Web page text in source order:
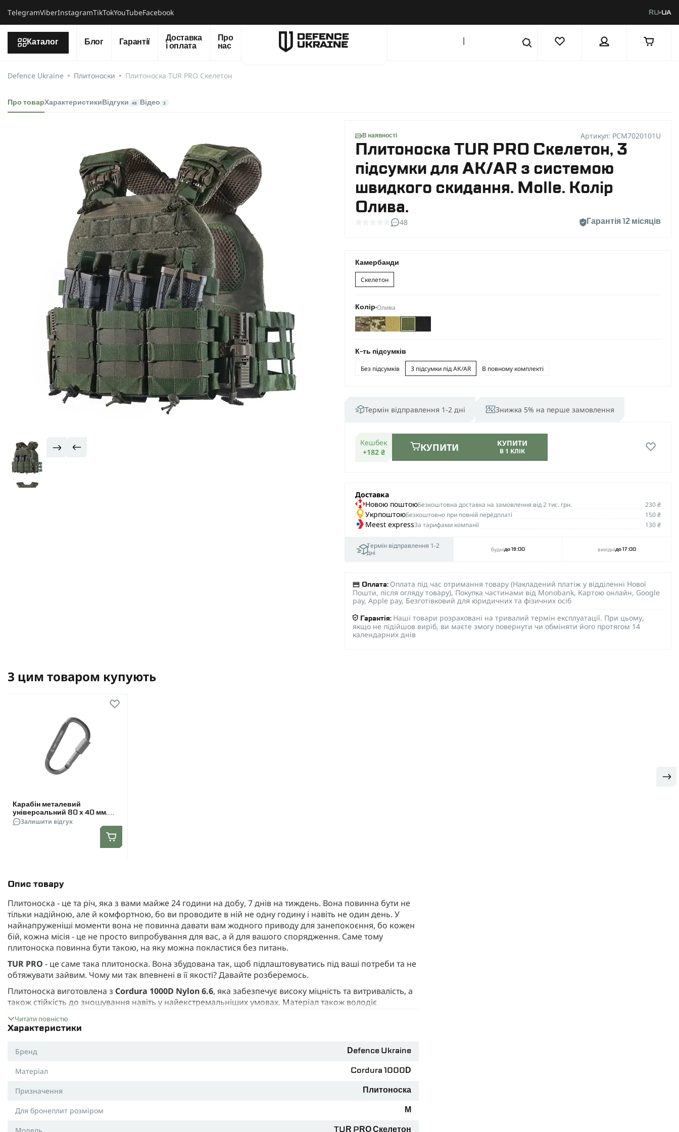
ТelegramViberInstagramTikTokYouTubeFacebook RU UA
Каталог Блог Гарантії
Доставка
і оплата
Про
нас
Defence Ukraine Плитоноски Плитоноска TUR PRO Скелетон
Про товарХарактеристики Відгуки 48 Відео 3
В наявності Артикул: PCM7020101U
Плитоноска TUR PRO Скелетон, 3
підсумки для AK/AR з системою
швидкого скидання. Molle. Колір
Олива.
48 Гарантія 12 місяців
Камербанди
Скелетон
Колір Олива
К-ть підсумків
Без підсумків 3 підсумки під АК/AR В повному комплекті
Термін відправлення 1-2 дні Знижка 5% на перше замовлення
Кешбек
+182 ₴
КУПИТИ КУПИТИ
В 1 КЛІК
Доставка
Новою поштоюБезкоштовна доставка на замовлення від 2 тис. грн. 230 ₴
УкрпоштоюБезкоштовно при повній передплаті 150 ₴
Meest expressЗа тарифами компанії 130 ₴
Термін відправлення 1-2
дні
буднідо 19:00 вихіднідо 17:00
Оплата: Оплата під час отримання товару (Накладений платіж у відділенні Нової
Пошти, після огляду товару), Покупка частинами від Monobank, Картою онлайн, Google
pay, Apple pay, Безготівковий для юридичних та фізичних осіб
Гарантія: Наші товари розраховані на тривалий термін експлуатації. При цьому,
якщо не підійшов виріб, ви маєте змогу повернути чи обміняти його протягом 14
календарних днів
Опис товару
Плитоноска - це та річ, яка з вами майже 24 години на добу, 7 днів на тиждень. Вона повинна бути не
тільки надійною, але й комфортною, бо ви проводите в ній не одну годину і навіть не один день. У
найнапруженіші моменти вона не повинна давати вам жодного приводу для занепокоєння, бо кожен
бій, кожна місія - це не просто випробування для вас, а й для вашого спорядження. Саме тому
плитоноска повинна бути такою, на яку можна покластися без питань.
TUR PRO - це саме така плитоноска. Вона збудована так, щоб підлаштовуватись під ваші потреби та не
обтяжувати зайвим. Чому ми так впевнені в її якості? Давайте розберемось.
Плитоноска виготовлена з Cordura 1000D Nylon 6.6, яка забезпечує високу міцність та витривалість, а
також стійкість до зношування навіть у найекстремальніших умовах. Матеріал також володіє
міцності, при цьому легкість не страждає.
ваших рухів, але при цьому здатна витримати будь-які виклики.
Важливий момент.
тут не просто для краси. Це гарантія, що кожен замок і кожна
пряжка працюватимуть бездоганно навіть після сотень відкриттів. І це не просто деталі - це гарантія
довговічності та функціональності.
Плити в
PRO тримаються добротно. Широкі
, що знаходяться знизу плитоноски,
надійно утримують плиту навіть при високій активності. Це особливо важливо в умовах інтенсивного
руху або фізичних навантажень - захист залишатиметься на місці.
Читати повністю
Характеристики
Бренд Defence Ukraine
Матеріал Cordura 1000D
Призначення Плитоноска
Для бронеплит розміром М
TUR PRO Скелетон
З цим товаром купують
Карабін металевий
універсальний 80 х 40 мм.
Колiр Cріблястий
Залишити відгук